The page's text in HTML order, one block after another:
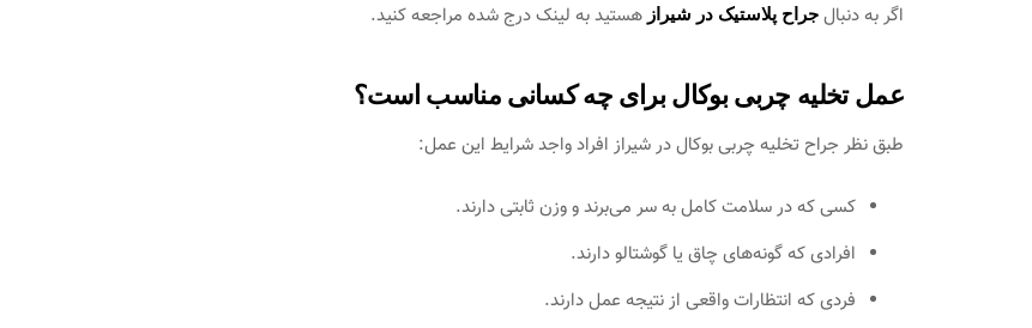
اگر به دنبال جراح پلاستیک در شیراز هستید به لینک درج شده مراجعه کنید.
عمل تخلیه چربی بوکال برای چه کسانی مناسب است؟
طبق نظر جراح تخلیه چربی بوکال در شیراز افراد واجد شرایط این عمل:
کسی که در سلامت کامل به سر می‌برند و وزن ثابتی دارند.
افرادی که گونه‌های چاق یا گوشتالو دارند.
فردی که انتظارات واقعی از نتیجه عمل دارند.